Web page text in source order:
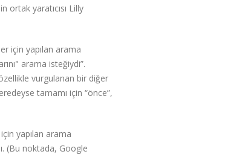
ortak yaratıcısı Lilly
için yapılan arama
arama isteğiydi”.
vurgulanan bir diğer
tamamı için “önce”,
yapılan arama
(Bu noktada, Google